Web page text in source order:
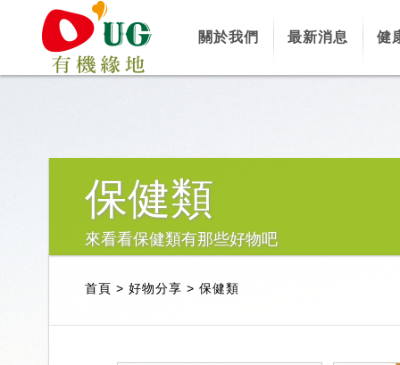
關於我們 最新消息 健
保健類
來看看保健類有那些好物吧
首頁 > 好物分享 > 保健類